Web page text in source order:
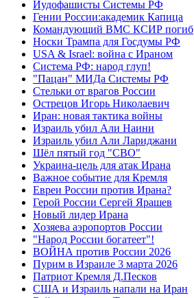
Иудофашисты Системы РФ
Гении России:академик Капица
Командующий ВМС КСИР погиб
Носки Трампа для Госдумы РФ
USA & Israel: война с Ираном
Система РФ: народ глуп!
"Пацан" МИДа Системы РФ
Стельки от врагов России
Острецов Игорь Николаевич
Иран: новая тактика войны
Израиль убил Али Наини
Израиль убил Али Лариджани
Шёл пятый год "СВО"
Украина-цель для атак Ирана
Важное событие для Кремля
Евреи России против Ирана?
Герой России Сергей Ярашев
Новый лидер Ирана
Хозяева аэропортов России
"Народ России богатеет"!
ВОЙНА против России 2026
Пурим в Израиле 3 марта 2026
Патриот Кремля Д.Песков
США и Израиль напали на Иран